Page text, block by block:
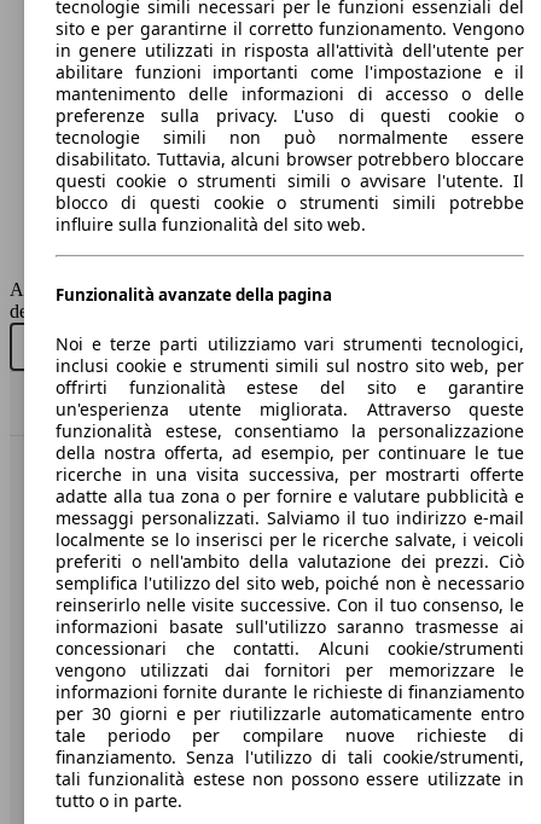
MiTo 0.9 t. t.air Junior 105cv
77 KW
(105 PS)
Ø
l/
MiTo 0.9 t. t.air MiTo 105cv
MiTo 0.9 t. t.air Progression 105cv
77 KW
(105 PS)
Ø
l/
MiTo 0.9 t. t.air Racer 105cv
77 KW
(105 PS)
Ø
l/
MiTo 0.9 t. t.air Super 105cv
Berlina
Diesel
Model Version
Leistung
MiTo 1.3 jtdm Distinctive 85cv
62 KW
(85 PS)
Ø
l/
AutoScout24 non si assume alcuna responsabilità per la correttezza
dei dati.
Acquista nuovo
Acquista usato
Torna su
Benvenuti su AutoScout24, il mercato auto europeo.
Società
A proposito di AutoScout24
Stampa
Media
Condizioni generali
Informazioni
Privacy
tecnologie simili necessari per le funzioni essenziali del
sito e per garantirne il corretto funzionamento. Vengono
in genere utilizzati in risposta all'attività dell'utente per
abilitare funzioni importanti come l'impostazione e il
mantenimento delle informazioni di accesso o delle
preferenze sulla privacy. L'uso di questi cookie o
tecnologie simili non può normalmente essere
disabilitato. Tuttavia, alcuni browser potrebbero bloccare
questi cookie o strumenti simili o avvisare l'utente. Il
blocco di questi cookie o strumenti simili potrebbe
influire sulla funzionalità del sito web.
Funzionalità avanzate della pagina
Noi e terze parti utilizziamo vari strumenti tecnologici,
inclusi cookie e strumenti simili sul nostro sito web, per
offrirti funzionalità estese del sito e garantire
un'esperienza utente migliorata. Attraverso queste
funzionalità estese, consentiamo la personalizzazione
della nostra offerta, ad esempio, per continuare le tue
ricerche in una visita successiva, per mostrarti offerte
adatte alla tua zona o per fornire e valutare pubblicità e
messaggi personalizzati. Salviamo il tuo indirizzo e-mail
localmente se lo inserisci per le ricerche salvate, i veicoli
preferiti o nell'ambito della valutazione dei prezzi. Ciò
semplifica l'utilizzo del sito web, poiché non è necessario
reinserirlo nelle visite successive. Con il tuo consenso, le
informazioni basate sull'utilizzo saranno trasmesse ai
concessionari che contatti. Alcuni cookie/strumenti
vengono utilizzati dai fornitori per memorizzare le
informazioni fornite durante le richieste di finanziamento
per 30 giorni e per riutilizzarle automaticamente entro
tale periodo per compilare nuove richieste di
finanziamento. Senza l'utilizzo di tali cookie/strumenti,
tali funzionalità estese non possono essere utilizzate in
tutto o in parte.